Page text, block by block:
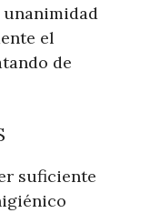
unanimidad
el
de
suficiente